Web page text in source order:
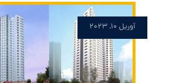
آوریل ۱۰, ۲۰۲۳